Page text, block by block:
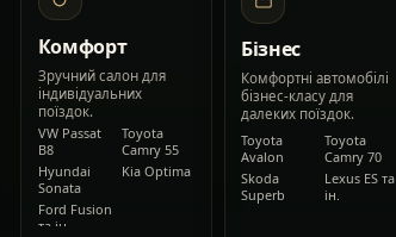
Комфорт
Зручний салон для
індивідуальних
поїздок.
VW Passat
B8
Toyota
Camry 55
Hyundai
Sonata
Kia Optima
Ford Fusion
та ін.
Бізнес
Комфортні автомобілі
бізнес-класу для
далеких поїздок.
Toyota
Avalon
Toyota
Camry 70
Skoda
Superb
Lexus ES та
ін.